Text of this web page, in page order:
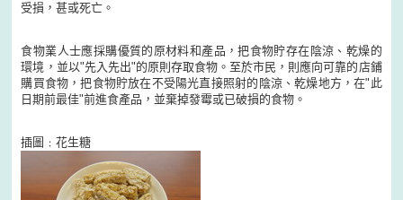
受損，甚或死亡。
食物業人士應採購優質的原材料和產品，把食物貯存在陰涼、乾燥的
環境，並以"先入先出"的原則存取食物。至於市民，則應向可靠的店鋪
購買食物，把食物貯放在不受陽光直接照射的陰涼、乾燥地方，在"此
日期前最佳"前進食產品，並棄掉發霉或已破損的食物。
插圖﹕花生糖